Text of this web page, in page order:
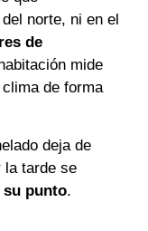
norte, ni en el
de
mide
de forma
deja de
la tarde se
su punto.